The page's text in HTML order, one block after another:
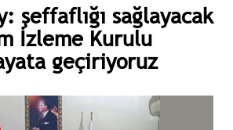
şeffaflığı sağlayacak
İzleme Kurulu
geçiriyoruz